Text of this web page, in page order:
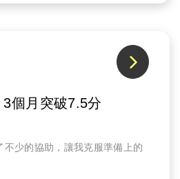
能熟知托福出題方向及解題技
個月突破7.5分
不少的協助，讓我克服準備上的